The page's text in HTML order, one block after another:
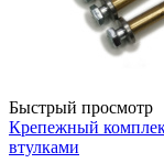
Быстрый просмотр
Крепежный
втулками